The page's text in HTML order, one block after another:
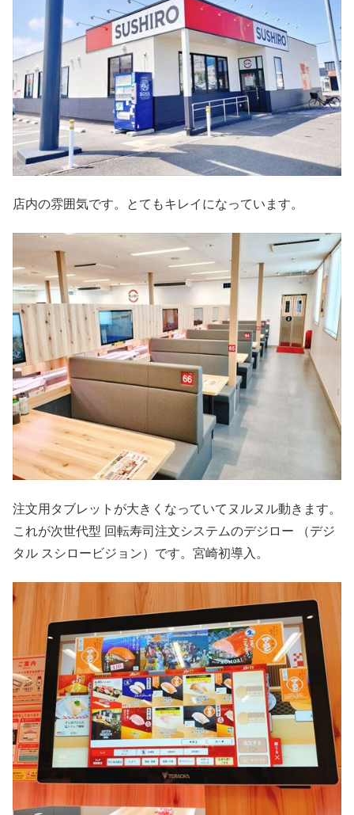
店内の雰囲気です。とてもキレイになっています。
注文用タブレットが大きくなっていてヌルヌル動きます。
これが次世代型 回転寿司注文システムのデジロー （デジ
タル スシロービジョン）です。宮崎初導入。